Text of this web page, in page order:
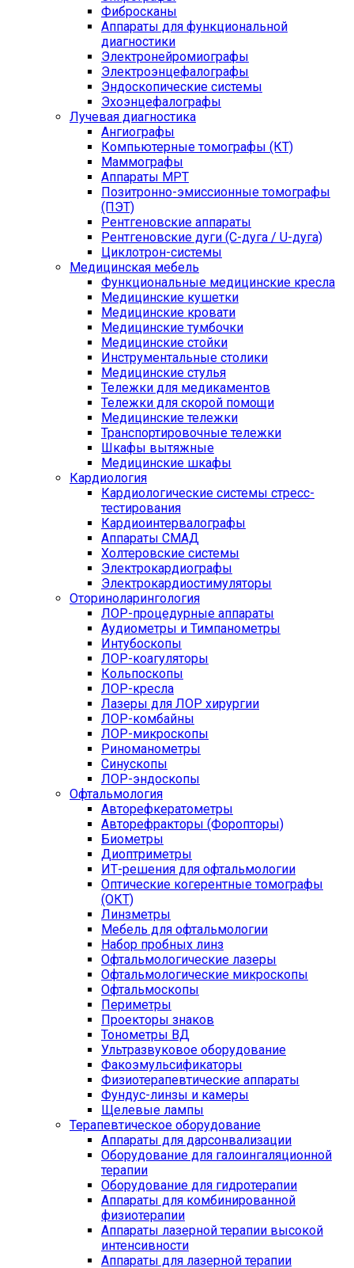
Фибросканы
Аппараты для функциональной
диагностики
Электронейромиографы
Электроэнцефалографы
Эндоскопические системы
Эхоэнцефалографы
Лучевая диагностика
Ангиографы
Компьютерные томографы (КТ)
Маммографы
Аппараты МРТ
Позитронно-эмиссионные томографы
(ПЭТ)
Рентгеновские аппараты
Рентгеновские дуги (С-дуга / U-дуга)
Циклотрон-системы
Медицинская мебель
Функциональные медицинские кресла
Медицинские кушетки
Медицинские кровати
Медицинские тумбочки
Медицинские стойки
Инструментальные столики
Медицинские стулья
Тележки для медикаментов
Тележки для скорой помощи
Медицинские тележки
Транспортировочные тележки
Шкафы вытяжные
Медицинские шкафы
Кардиология
Кардиологические системы стресс-
тестирования
Кардиоинтервалографы
Аппараты СМАД
Холтеровские системы
Электрокардиографы
Электрокардиостимуляторы
Оториноларингология
ЛОР-процедурные аппараты
Аудиометры и Тимпанометры
Интубоскопы
ЛОР-коагуляторы
Кольпоскопы
ЛОР-кресла
Лазеры для ЛОР хирургии
ЛОР-комбайны
ЛОР-микроскопы
Риноманометры
Синускопы
ЛОР-эндоскопы
Офтальмология
Авторефкератометры
Авторефракторы (Форопторы)
Биометры
Диоптриметры
ИТ-решения для офтальмологии
Оптические когерентные томографы
(ОКТ)
Линзметры
Мебель для офтальмологии
Набор пробных линз
Офтальмологические лазеры
Офтальмологические микроскопы
Офтальмоскопы
Периметры
Проекторы знаков
Тонометры ВД
Ультразвуковое оборудование
Факоэмульсификаторы
Физиотерапевтические аппараты
Фундус-линзы и камеры
Щелевые лампы
Терапевтическое оборудование
Аппараты для дарсонвализации
Оборудование для галоингаляционной
терапии
Оборудование для гидротерапии
Аппараты для комбинированной
физиотерапии
Аппараты лазерной терапии высокой
интенсивности
Аппараты для лазерной терапии